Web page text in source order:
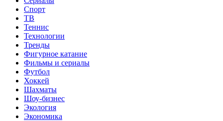
Спорт
ТВ
Теннис
Технологии
Тренды
Фигурное катание
Фильмы и сериалы
Футбол
Хоккей
Шахматы
Шоу-бизнес
Экология
Экономика